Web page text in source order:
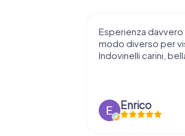
Esperienza davvero
modo diverso per
Indovinelli carini,
Enrico